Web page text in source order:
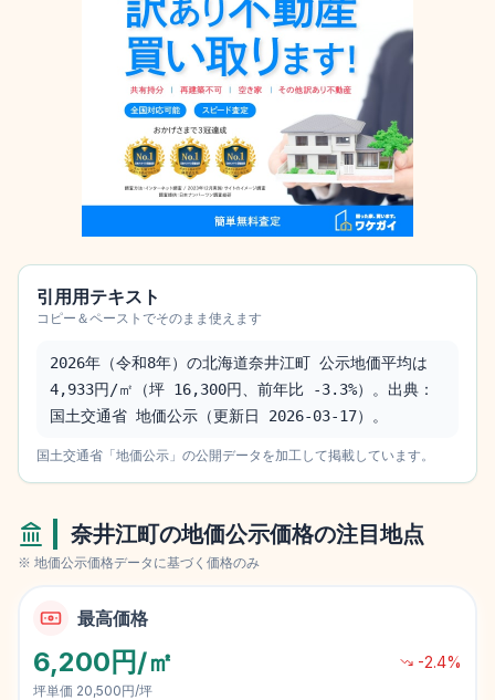
引用用テキスト
コピー＆ペーストでそのまま使えます
2026年（令和8年）の北海道奈井江町 公示地価平均は
4,933円/㎡（坪 16,300円、前年比 -3.3%）。出典：
国土交通省 地価公示（更新日 2026-03-17）。
国土交通省「地価公示」の公開データを加工して掲載しています。
奈井江町の地価公示価格の注目地点
※ 地価公示価格データに基づく価格のみ
最高価格
6,200円/㎡ -2.4%
坪単価 20,500円/坪